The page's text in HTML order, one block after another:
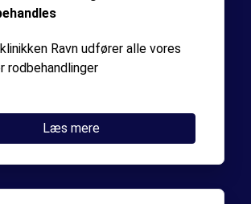
Ravn udfører alle vores
rodbehandlinger
Læs mere